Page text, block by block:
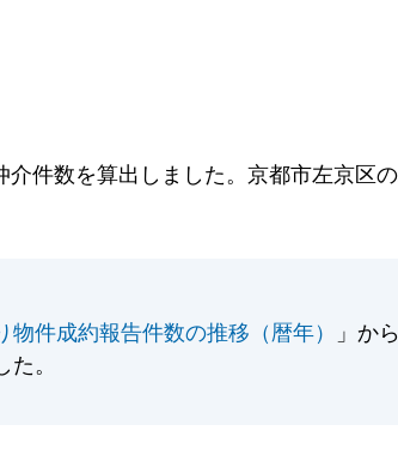
件数を算出しました。京都市左京区
物件成約報告件数の推移（暦年）
」か
。